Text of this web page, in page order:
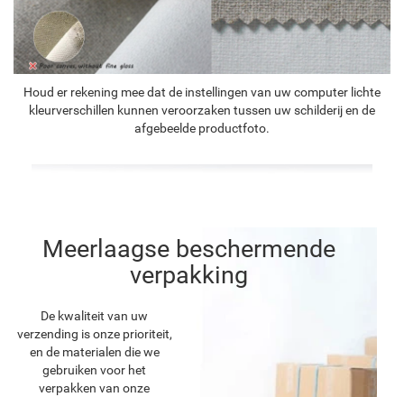
Houd er rekening mee dat de instellingen van uw computer lichte
kleurverschillen kunnen veroorzaken tussen uw schilderij en de
afgebeelde productfoto.
Meerlaagse beschermende
verpakking
De kwaliteit van uw
verzending is onze prioriteit,
en de materialen die we
gebruiken voor het
verpakken van onze